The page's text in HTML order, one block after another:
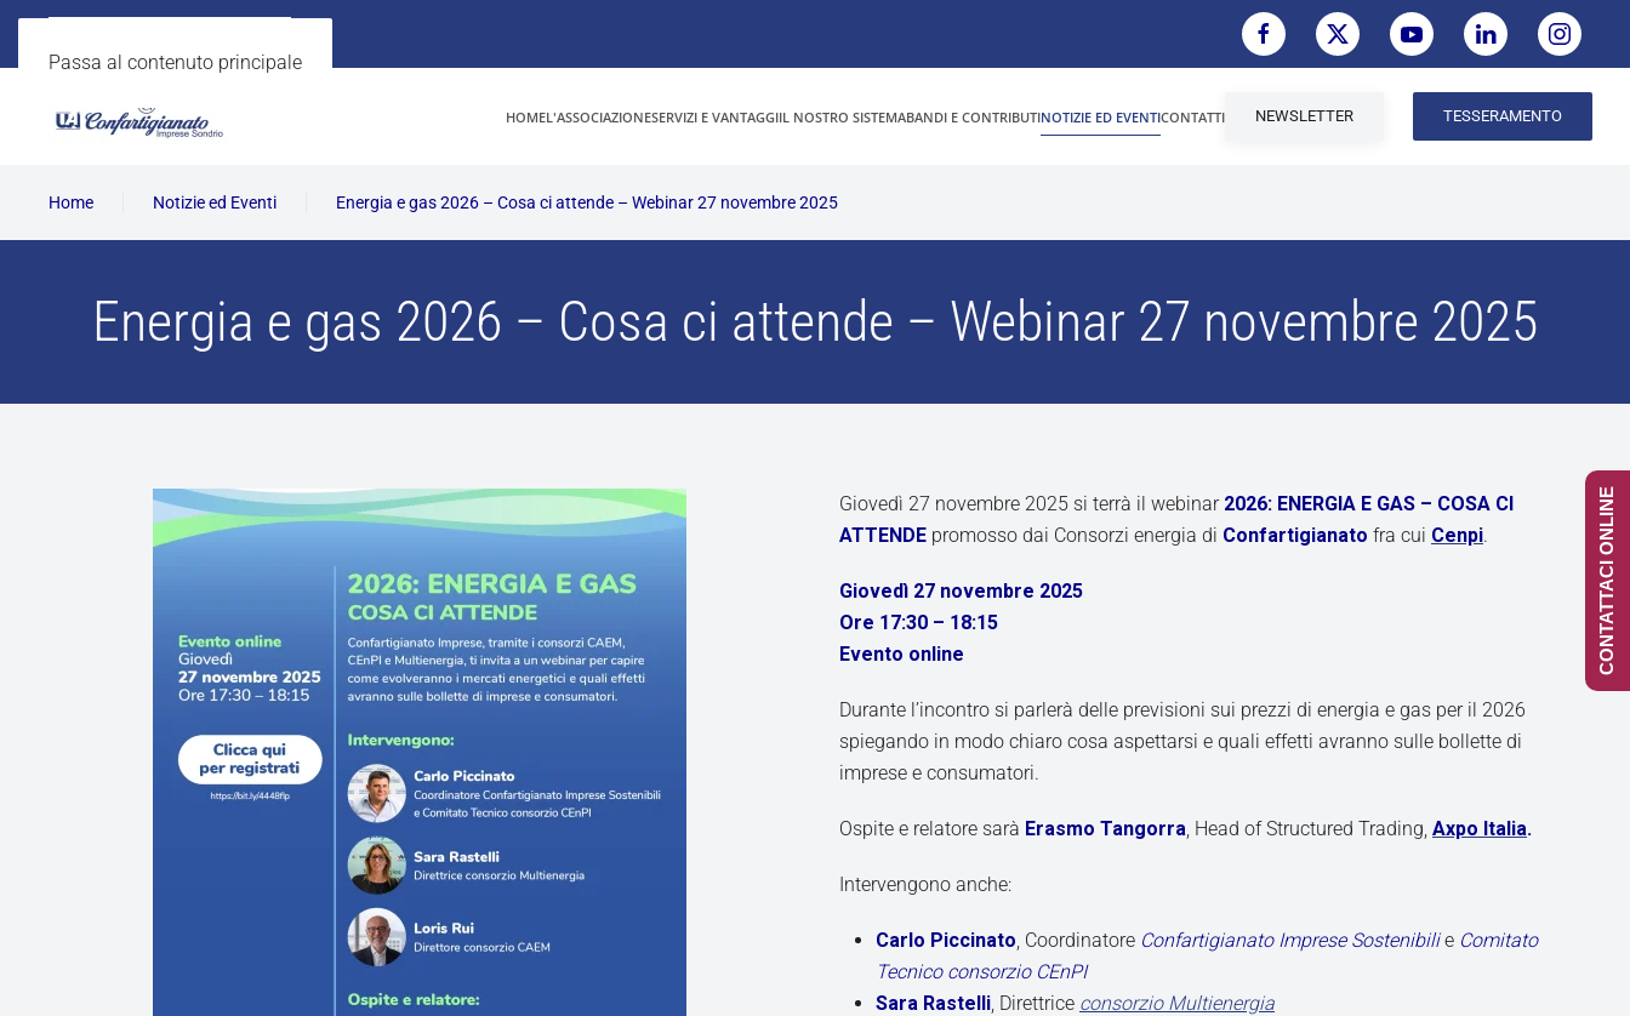
Passa al contenuto principale
HOMEL'ASSOCIAZIONESERVIZI E VANTAGGIIL NOSTRO SISTEMABANDI E CONTRIBUTINOTIZIE ED EVENTICONTATTI NEWSLETTER TESSERAMENTO
Home Notizie ed Eventi Energia e gas 2026 – Cosa ci attende – Webinar 27 novembre 2025
Energia e gas 2026 – Cosa ci attende – Webinar 27 novembre 2025
Giovedì 27 novembre 2025 si terrà il webinar 2026: ENERGIA E GAS – COSA CI
ATTENDE promosso dai Consorzi energia di Confartigianato fra cui Cenpi.
Giovedì 27 novembre 2025
Ore 17:30 – 18:15
Evento online
Durante l’incontro si parlerà delle previsioni sui prezzi di energia e gas per il 2026
spiegando in modo chiaro cosa aspettarsi e quali effetti avranno sulle bollette di
imprese e consumatori.
Ospite e relatore sarà Erasmo Tangorra, Head of Structured Trading, Axpo Italia.
Intervengono anche:
Carlo Piccinato, Coordinatore Confartigianato Imprese Sostenibilie Comitato
Tecnico consorzio CEnPI
Sara Rastelli, Direttrice consorzio Multienergia
CONTATTACI ONLINE